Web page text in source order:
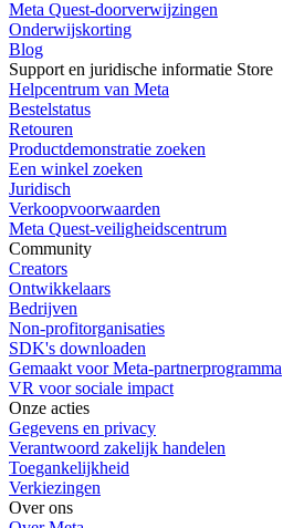
Meta Quest-doorverwijzingen
Onderwijskorting
Blog
Support en juridische informatie Store
Helpcentrum van Meta
Bestelstatus
Retouren
Productdemonstratie zoeken
Een winkel zoeken
Juridisch
Verkoopvoorwaarden
Meta Quest-veiligheidscentrum
Community
Creators
Ontwikkelaars
Bedrijven
Non-profitorganisaties
SDK's downloaden
Gemaakt voor Meta-partnerprogramma
VR voor sociale impact
Onze acties
Gegevens en privacy
Verantwoord zakelijk handelen
Toegankelijkheid
Verkiezingen
Over ons